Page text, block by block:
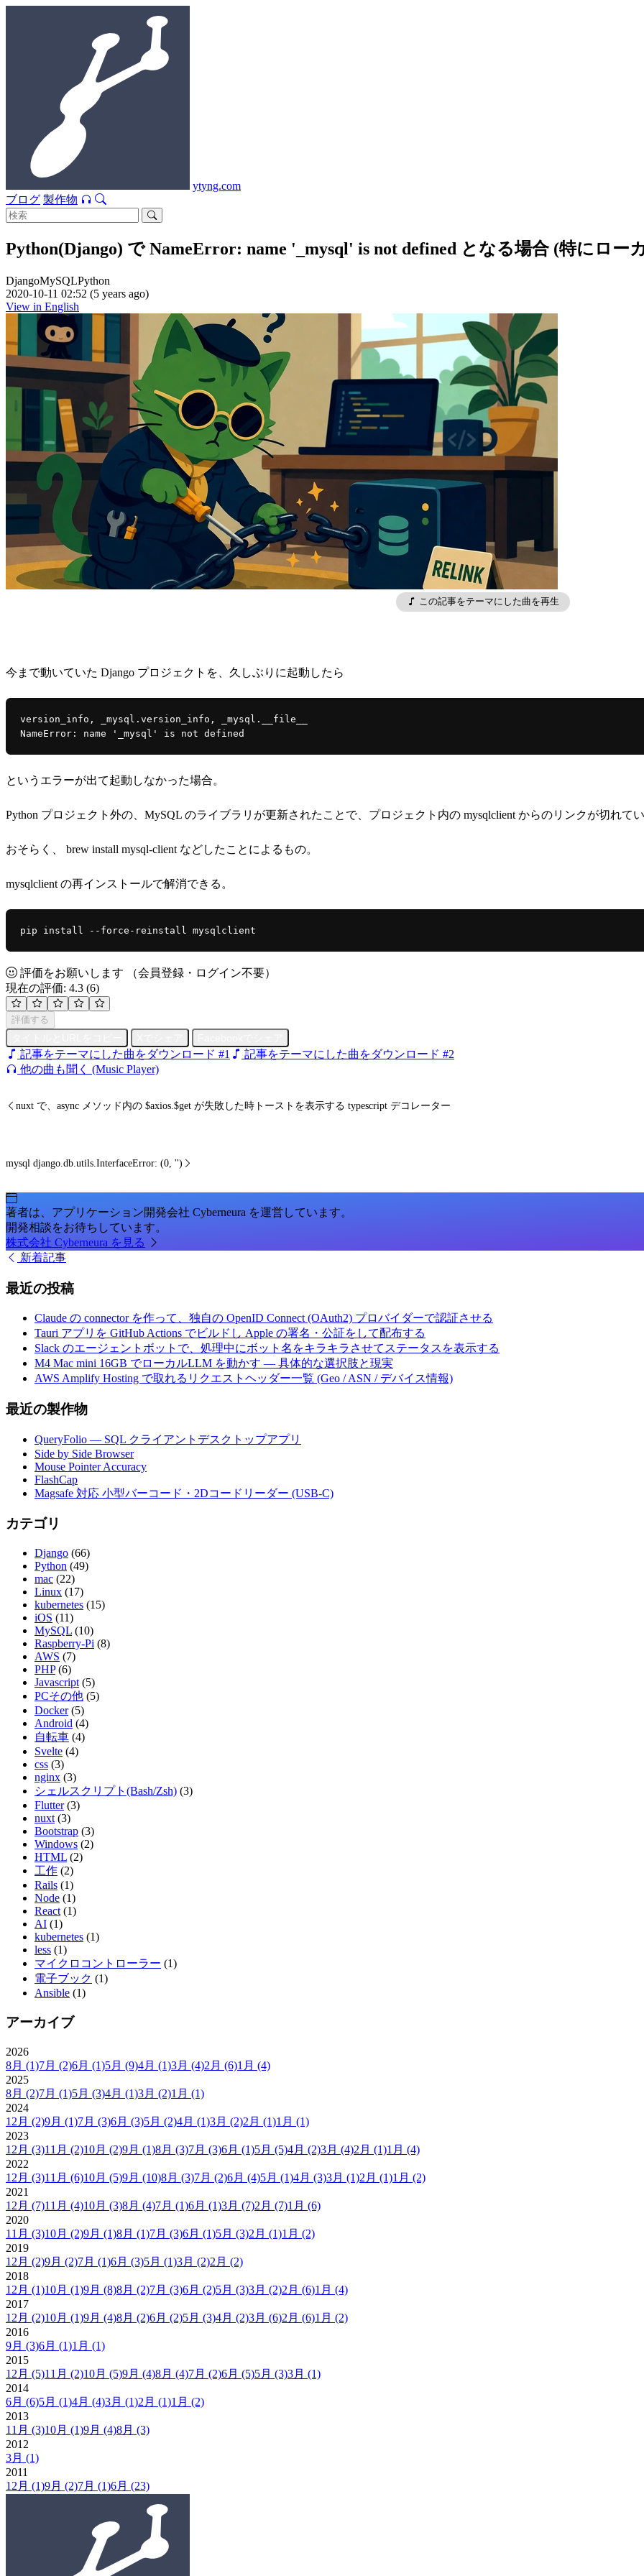
ytyng.com
ブログ 製作物
Python(Django) で NameError: name '_mysql' is not defined となる場合 (特にロー
DjangoMySQLPython
2020-10-11 02:52 (5 years ago)
View in English
この記事をテーマにした曲を再生
今まで動いていた Django プロジェクトを、久しぶりに起動したら
version_info, _mysql.version_info, _mysql.__file__
NameError: name '_mysql' is not defined
というエラーが出て起動しなかった場合。
Python プロジェクト外の、MySQL のライブラリが更新されたことで、プロジェクト内の mysqlclient からのリンクが切れて
おそらく、 brew install mysql-client などしたことによるもの。
mysqlclient の再インストールで解消できる。
pip install --force-reinstall mysqlclient
評価をお願いします
（会員登録・ログイン不要）
現在の評価: 4.3 (6)
評価する
記事をテーマにした曲をダウンロード #1
記事をテーマにした曲をダウンロード #2
他の曲も聞く (Music Player)
nuxt で、async メソッド内の $axios.$get が失敗した時トーストを表示する typescript デコレーター
mysql django.db.utils.InterfaceError: (0, '')
著者は、アプリケーション開発会社 Cyberneura を運営しています。
開発相談をお待ちしています。
株式会社 Cyberneura を見る
新着記事
最近の投稿
Claude の connector を作って、独自の OpenID Connect (OAuth2) プロバイダーで認証させる
Tauri アプリを GitHub Actions でビルドし Apple の署名・公証をして配布する
Slack のエージェントボットで、処理中にボット名をキラキラさせてステータスを表示する
M4 Mac mini 16GB でローカルLLM を動かす — 具体的な選択肢と現実
AWS Amplify Hosting で取れるリクエストヘッダー一覧 (Geo / ASN / デバイス情報)
最近の製作物
QueryFolio — SQL クライアントデスクトップアプリ
Side by Side Browser
Mouse Pointer Accuracy
FlashCap
Magsafe 対応 小型バーコード・2Dコードリーダー (USB-C)
カテゴリ
Django (66)
Python (49)
mac (22)
Linux (17)
kubernetes (15)
iOS (11)
MySQL (10)
Raspberry-Pi (8)
AWS (7)
PHP (6)
Javascript (5)
PCその他 (5)
Docker (5)
Android (4)
自転車 (4)
Svelte (4)
css (3)
nginx (3)
シェルスクリプト(Bash/Zsh) (3)
Flutter (3)
nuxt (3)
Bootstrap (3)
Windows (2)
HTML (2)
工作 (2)
Rails (1)
Node (1)
React (1)
AI (1)
kubernetes (1)
less (1)
マイクロコントローラー (1)
電子ブック (1)
Ansible (1)
アーカイブ
2026
8月 (1)7月 (2)6月 (1)5月 (9)4月 (1)3月 (4)2月 (6)1月 (4)
2025
8月 (2)7月 (1)5月 (3)4月 (1)3月 (2)1月 (1)
2024
12月 (2)9月 (1)7月 (3)6月 (3)5月 (2)4月 (1)3月 (2)2月 (1)1月 (1)
2023
12月 (3)11月 (2)10月 (2)9月 (1)8月 (3)7月 (3)6月 (1)5月 (5)4月 (2)3月 (4)2月 (1)1月 (4)
2022
12月 (3)11月 (6)10月 (5)9月 (10)8月 (3)7月 (2)6月 (4)5月 (1)4月 (3)3月 (1)2月 (1)1月 (2)
2021
12月 (7)11月 (4)10月 (3)8月 (4)7月 (1)6月 (1)3月 (7)2月 (7)1月 (6)
2020
11月 (3)10月 (2)9月 (1)8月 (1)7月 (3)6月 (1)5月 (3)2月 (1)1月 (2)
2019
12月 (2)9月 (2)7月 (1)6月 (3)5月 (1)3月 (2)2月 (2)
2018
12月 (1)10月 (1)9月 (8)8月 (2)7月 (3)6月 (2)5月 (3)3月 (2)2月 (6)1月 (4)
2017
12月 (2)10月 (1)9月 (4)8月 (2)6月 (2)5月 (3)4月 (2)3月 (6)2月 (6)1月 (2)
2016
9月 (3)6月 (1)1月 (1)
2015
12月 (5)11月 (2)10月 (5)9月 (4)8月 (4)7月 (2)6月 (5)5月 (3)3月 (1)
2014
6月 (6)5月 (1)4月 (4)3月 (1)2月 (1)1月 (2)
2013
11月 (3)10月 (1)9月 (4)8月 (3)
2012
3月 (1)
2011
12月 (1)9月 (2)7月 (1)6月 (23)